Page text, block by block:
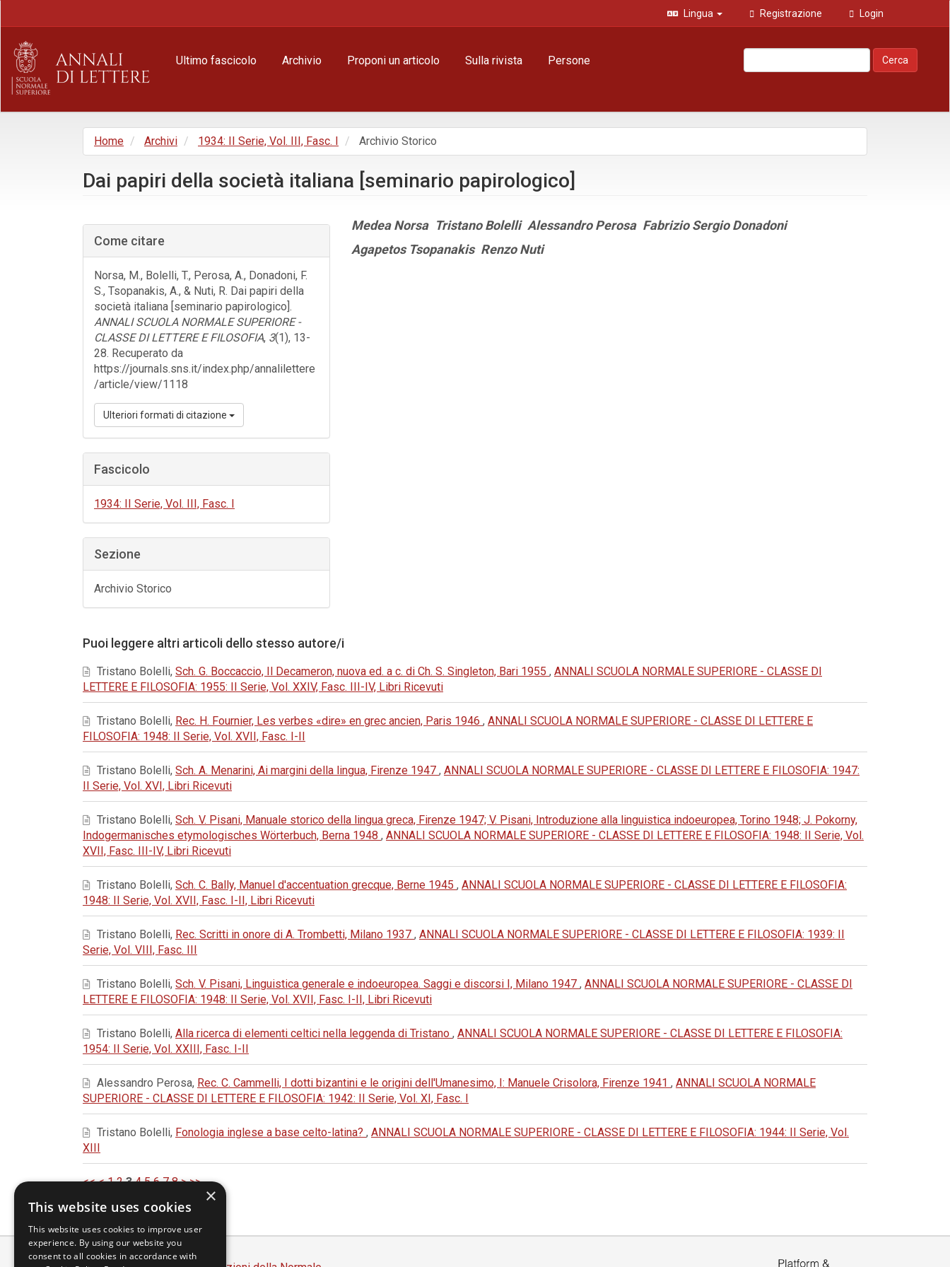
principale
Barra
laterale
Lingua Registrazione Login
Ultimo fascicolo Archivio Proponi un articolo Sulla rivista Persone Cerca
Home Archivi 1934: II Serie, Vol. III, Fasc. I Archivio Storico
Dai papiri della società italiana [seminario papirologico]
laterale
dell'articolo
Come citare
Norsa, M., Bolelli, T., Perosa, A., Donadoni, F.
S., Tsopanakis, A., & Nuti, R. Dai papiri della
società italiana [seminario papirologico].
ANNALI SCUOLA NORMALE SUPERIORE -
CLASSE DI LETTERE E FILOSOFIA, 3(1), 13-
28. Recuperato da
https://journals.sns.it/index.php/annalilettere
/article/view/1118
Ulteriori formati di citazione
Fascicolo
1934: II Serie, Vol. III, Fasc. I
Sezione
Archivio Storico
Contenuto
principale
dell'articolo
Medea Norsa Tristano Bolelli Alessandro Perosa Fabrizio Sergio Donadoni
Agapetos Tsopanakis Renzo Nuti
Puoi leggere altri articoli dello stesso autore/i
Tristano Bolelli, Sch. G. Boccaccio, Il Decameron, nuova ed. a c. di Ch. S. Singleton, Bari 1955 , ANNALI SCUOLA NORMALE SUPERIORE - CLASSE DI
LETTERE E FILOSOFIA: 1955: II Serie, Vol. XXIV, Fasc. III-IV, Libri Ricevuti
Tristano Bolelli, Rec. H. Fournier, Les verbes «dire» en grec ancien, Paris 1946 , ANNALI SCUOLA NORMALE SUPERIORE - CLASSE DI LETTERE E
FILOSOFIA: 1948: II Serie, Vol. XVII, Fasc. I-II
Tristano Bolelli, Sch. A. Menarini, Ai margini della lingua, Firenze 1947 , ANNALI SCUOLA NORMALE SUPERIORE - CLASSE DI LETTERE E FILOSOFIA: 1947:
II Serie, Vol. XVI, Libri Ricevuti
Tristano Bolelli, Sch. V. Pisani, Manuale storico della lingua greca, Firenze 1947; V. Pisani, Introduzione alla linguistica indoeuropea, Torino 1948; J. Pokorny,
Indogermanisches etymologisches Wörterbuch, Berna 1948 , ANNALI SCUOLA NORMALE SUPERIORE - CLASSE DI LETTERE E FILOSOFIA: 1948: II Serie, Vol.
XVII, Fasc. III-IV, Libri Ricevuti
Tristano Bolelli, Sch. C. Bally, Manuel d'accentuation grecque, Berne 1945 , ANNALI SCUOLA NORMALE SUPERIORE - CLASSE DI LETTERE E FILOSOFIA:
1948: II Serie, Vol. XVII, Fasc. I-II, Libri Ricevuti
Tristano Bolelli, Rec. Scritti in onore di A. Trombetti, Milano 1937 , ANNALI SCUOLA NORMALE SUPERIORE - CLASSE DI LETTERE E FILOSOFIA: 1939: II
Serie, Vol. VIII, Fasc. III
Tristano Bolelli, Sch. V. Pisani, Linguistica generale e indoeuropea. Saggi e discorsi I, Milano 1947 , ANNALI SCUOLA NORMALE SUPERIORE - CLASSE DI
LETTERE E FILOSOFIA: 1948: II Serie, Vol. XVII, Fasc. I-II, Libri Ricevuti
Tristano Bolelli, Alla ricerca di elementi celtici nella leggenda di Tristano , ANNALI SCUOLA NORMALE SUPERIORE - CLASSE DI LETTERE E FILOSOFIA:
1954: II Serie, Vol. XXIII, Fasc. I-II
Alessandro Perosa, Rec. C. Cammelli, I dotti bizantini e le origini dell'Umanesimo, I: Manuele Crisolora, Firenze 1941 , ANNALI SCUOLA NORMALE
SUPERIORE - CLASSE DI LETTERE E FILOSOFIA: 1942: II Serie, Vol. XI, Fasc. I
Tristano Bolelli, Fonologia inglese a base celto-latina? , ANNALI SCUOLA NORMALE SUPERIORE - CLASSE DI LETTERE E FILOSOFIA: 1944: II Serie, Vol.
XIII
<< < 1 2 3 4 5 6 7 8 > >>
×
This website uses cookies
This website uses cookies to improve user
experience. By using our website you
consent to all cookies in accordance with